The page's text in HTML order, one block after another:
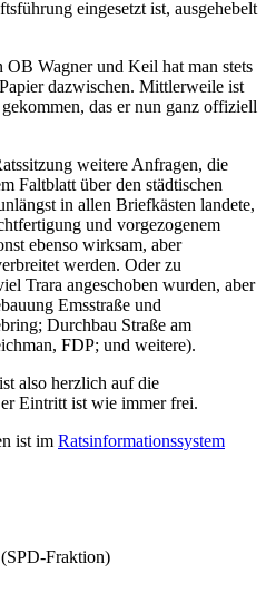
eingesetzt ist, ausgehebelt
Wagner und Keil hat man stets
dazwischen. Mittlerweile ist
das er nun ganz offiziell
weitere Anfragen, die
Faltblatt über den städtischen
in allen Briefkästen landete,
und vorgezogenem
ebenso wirksam, aber
werden. Oder zu
Trara angeschoben wurden, aber
Emsstraße und
Durchbau Straße am
FDP; und weitere).
also herzlich auf die
Eintritt ist wie immer frei.
ist im Ratsinformationssystem
Fraktion)